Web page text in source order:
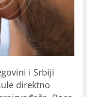
i Srbiji
direktno